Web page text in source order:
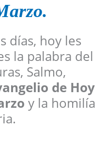
días, hoy les
la palabra del
Salmo,
de Hoy
y la homilía